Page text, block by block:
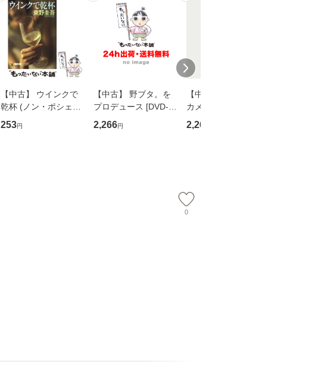
【中古】 ウインクで
乾杯 (ノン・ポシェッ
ト) / 東野圭吾 / 祥伝
社 [文庫]【メール便送
253円
【中古】 野ブタ。を
プロデュース [DVD-B
OX] / バップ [DVD]
【メール便送料無料】
2,266円
【中古】 明日なき森
カメムシ先生が熊野で
語る / 熊野の森ネット
ワークいちいがしの
2,266
0